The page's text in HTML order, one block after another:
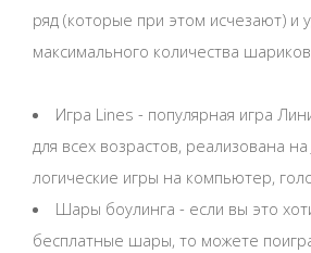
ряд (которые при этом исчезают) и
максимального количества шариков
Игра Lines - популярная игра
для всех возрастов, реализована
логические игры на компьютер,
Шары боулинга - если вы это
бесплатные шары, то можете